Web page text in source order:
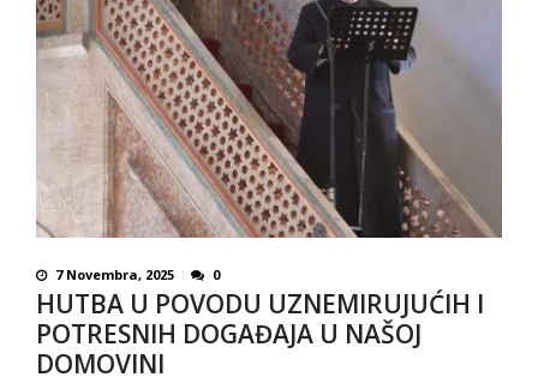
7 Novembra, 2025 0
HUTBA U POVODU UZNEMIRUJUĆIH I
POTRESNIH DOGAĐAJA U NAŠOJ
DOMOVINI